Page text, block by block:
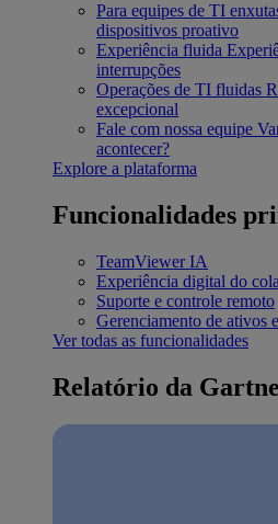
Para equipes de TI
dispositivos proativo
Experiência fluida
interrupções
Operações de TI fluidas
excepcional
Fale com nossa equipe
acontecer?
Explore a plataforma
Funcionalidades
TeamViewer IA
Experiência digital do
Suporte e controle remoto
Gerenciamento de ativos
Ver todas as funcionalidades
Relatório da